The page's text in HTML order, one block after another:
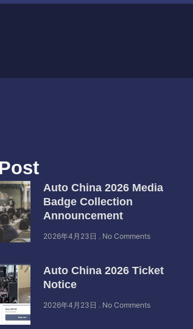
Auto China 2026 Media
Badge Collection
Announcement
2026年4月23日 No Comments
Auto China 2026 Ticket
Notice
2026年4月23日 No Comments